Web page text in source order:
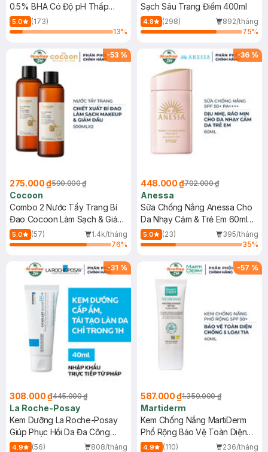
0.5% BHA Có Độ pH Thấp
150ml
5.0
(173)
13%
Sạch Sâu Trang Điểm 400ml
4.8 (298)
892/tháng
75%
-53 %
275.000 ₫590.000 ₫
Cocoon
Combo 2 Nước Tẩy Trang Bí
Đao Cocoon Làm Sạch & Giảm
Dầu 500ml
5.0 (57)
1.4k/tháng
76%
-36 %
448.000 ₫702.000 ₫
Anessa
Sữa Chống Nắng Anessa Cho
Da Nhạy Cảm & Trẻ Em 60ml
(Mới)
5.0 (23)
395/tháng
35%
-31 %
308.000 ₫445.000 ₫
La Roche-Posay
Kem Dưỡng La Roche-Posay
Giúp Phục Hồi Da Đa Công
Dụng 40ml
4.9 (56)
808/tháng
-57 %
587.000 ₫1.350.000 ₫
Martiderm
Kem Chống Nắng MartiDerm
Phổ Rộng Bảo Vệ Toàn Diện
40ml
4.9 (110)
236/tháng